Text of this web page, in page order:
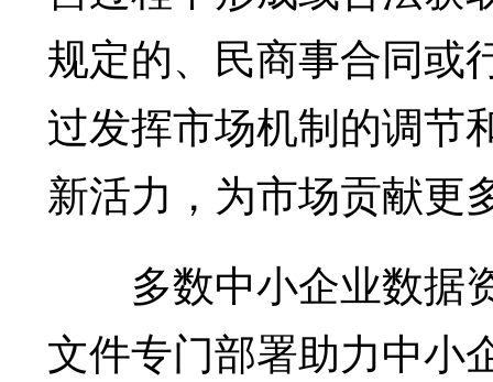
规定的、民商事合同或
过发挥市场机制的调节
新活力，为市场贡献更
多数中小企业数据
文件专门部署助力中小